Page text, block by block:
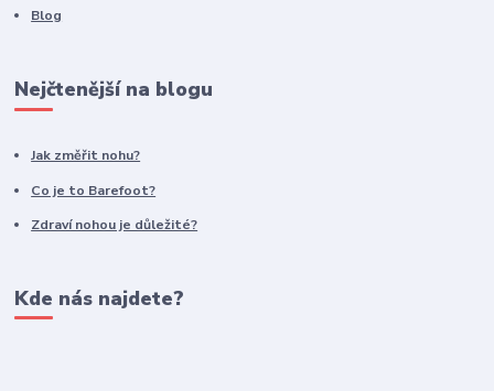
Blog
Nejčtenější na blogu
Jak změřit nohu?
Co je to Barefoot?
Zdraví nohou je důležité?
Kde nás najdete?